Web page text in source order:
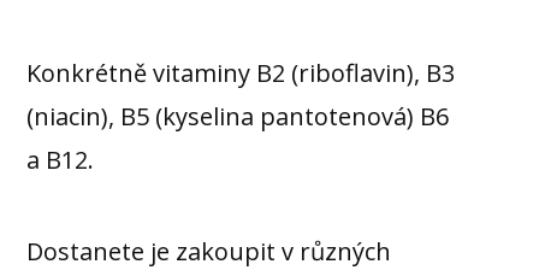
Konkrétně vitaminy B2 (riboflavin), B3
(niacin), B5 (kyselina pantotenová) B6
a B12.
Dostanete je zakoupit v různých